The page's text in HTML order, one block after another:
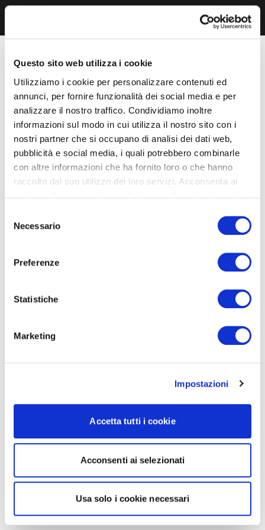
Questo sito web utilizza i cookie
Utilizziamo i cookie per personalizzare contenuti ed
annunci, per fornire funzionalità dei social media e per
analizzare il nostro traffico. Condividiamo inoltre
informazioni sul modo in cui utilizza il nostro sito con i
nostri partner che si occupano di analisi dei dati web,
pubblicità e social media, i quali potrebbero combinarle
con altre informazioni che ha fornito loro o che hanno
raccolto dal suo utilizzo dei loro servizi. Acconsenta ai
delNecessario
Preferenze
Statistiche
Marketing
Impostazioni
Accetta tutti i cookie
Acconsenti ai selezionati
Usa solo i cookie necessari